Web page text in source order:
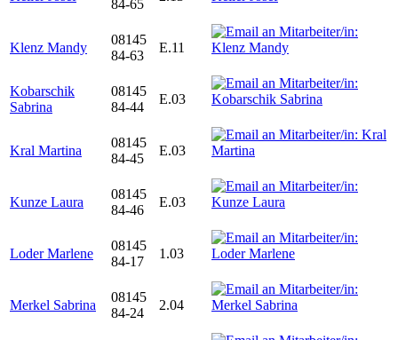
84-65
Klenz Mandy
08145
84-63
E.11
Kobarschik
Sabrina
08145
84-44
E.03
Kral Martina
08145
84-45
E.03
Kunze Laura
08145
84-46
E.03
Loder Marlene
08145
84-17
1.03
Merkel Sabrina
08145
84-24
2.04